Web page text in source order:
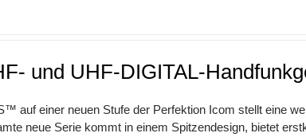
und UHF-DIGITAL-
auf einer neuen Stufe der Perfektion Icom stellt eine
neue Serie kommt in einem Spitzendesign, bietet